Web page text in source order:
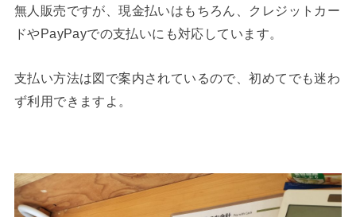
無人販売ですが、現金払いはもちろん、クレジットカー
ドやPayPayでの支払いにも対応しています。
支払い方法は図で案内されているので、初めてでも迷わ
ず利用できますよ。